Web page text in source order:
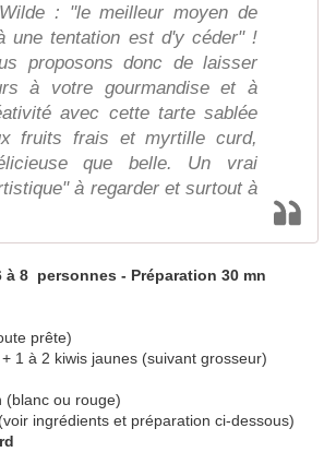
: "le meilleur moyen de
une tentation est d'y céder" !
proposons donc de laisser
à votre gourmandise et à
avec cette tarte sablée
fruits frais et myrtille curd,
que belle. Un vrai
à regarder et surtout à
8 personnes - Préparation 30 mn
prête)
1 à 2 kiwis jaunes (suivant grosseur)
(blanc ou rouge)
ingrédients et préparation ci-dessous)